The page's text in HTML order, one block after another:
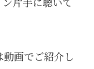
片手に聴いて
画でご紹介し